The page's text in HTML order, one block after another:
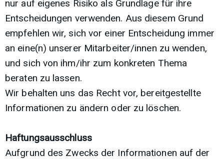
nur auf eigenes Risiko als Grundlage für ihre
Entscheidungen verwenden. Aus diesem Grund
empfehlen wir, sich vor einer Entscheidung immer
an eine(n) unserer Mitarbeiter/innen zu wenden,
und sich von ihm/ihr zum konkreten Thema
beraten zu lassen.
Wir behalten uns das Recht vor, bereitgestellte
Informationen zu ändern oder zu löschen.
Haftungsausschluss
Aufgrund des Zwecks der Informationen auf der